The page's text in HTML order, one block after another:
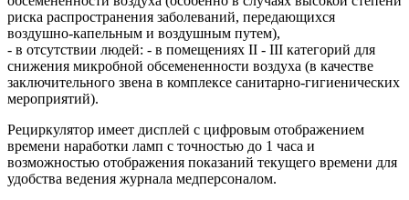
риска распространения заболеваний, передающихся
воздушно-капельным и воздушным путем),
- в отсутствии людей: - в помещениях II - III категорий для
снижения микробной обсемененности воздуха (в качестве
заключительного звена в комплексе санитарно-гигиенических
мероприятий).
Рециркулятор имеет дисплей с цифровым отображением
времени наработки ламп с точностью до 1 часа и
возможностью отображения показаний текущего времени для
удобства ведения журнала медперсоналом.